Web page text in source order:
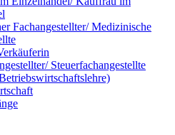
Fachangestellter/ Medizinische
Steuerfachangestellte